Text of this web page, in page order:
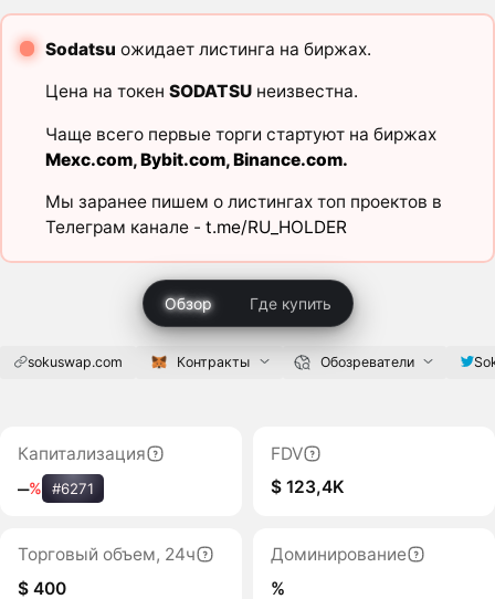
Sodatsu ожидает листинга на биржах.
Цена на токен SODATSUнеизвестна.
Чаще всего первые торги стартуют на биржах
Mexc.com,Bybit.com,Binance.com.
Мы заранее пишем о листингах топ проектов в
Телеграм канале - t.me/RU_HOLDER
Обзор Где купить
sokuswap.com Контракты Обозреватели
Капитализация
‒% #6271
FDV
$ 123,4K
Торговый объем, 24ч
$ 400
Доминирование
%